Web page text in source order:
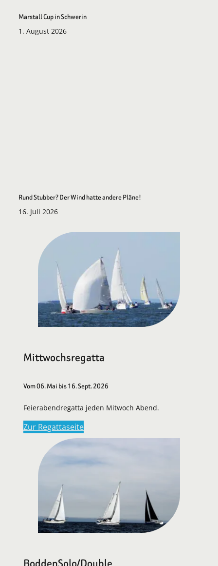
Marstall Cup in Schwerin
1. August 2026
Rund Stubber? Der Wind hatte andere Pläne!
16. Juli 2026
Mittwochsregatta
Vom 06. Mai bis 16. Sept. 2026
Feierabendregatta jeden Mitwoch Abend.
Zur Regattaseite